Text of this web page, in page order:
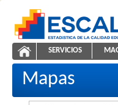
ESCALE - Unidad
Carta educativa de DRE
NAVEGACIÓN
SERVICIOS
Mapas